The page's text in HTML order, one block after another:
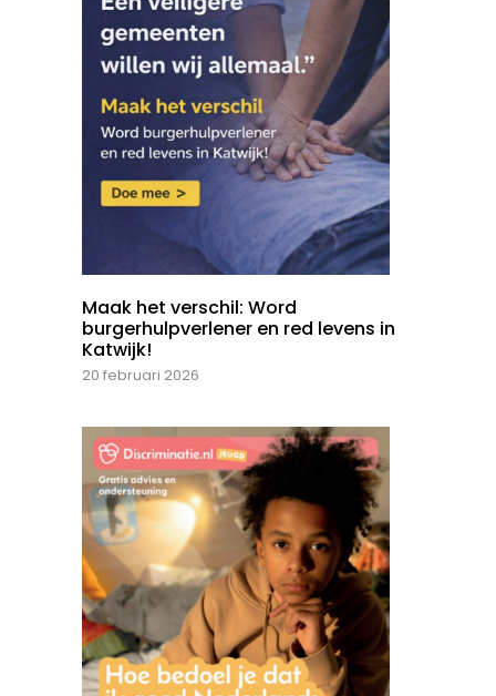
Maak het verschil: Word
burgerhulpverlener en red levens in
Katwijk!
20 februari 2026